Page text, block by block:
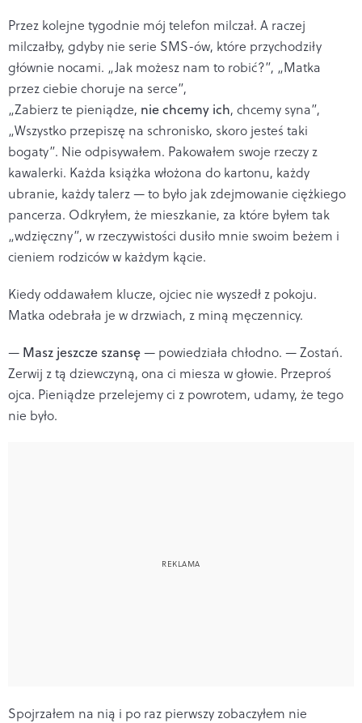
Przez kolejne tygodnie mój telefon milczał. A raczej
milczałby, gdyby nie serie SMS-ów, które przychodziły
głównie nocami. „Jak możesz nam to robić?”, „Matka
przez ciebie choruje na serce”,
„Zabierz te pieniądze, nie chcemy ich, chcemy syna”,
„Wszystko przepiszę na schronisko, skoro jesteś taki
bogaty”. Nie odpisywałem. Pakowałem swoje rzeczy z
kawalerki. Każda książka włożona do kartonu, każdy
ubranie, każdy talerz — to było jak zdejmowanie ciężkiego
pancerza. Odkryłem, że mieszkanie, za które byłem tak
„wdzięczny”, w rzeczywistości dusiło mnie swoim beżem i
cieniem rodziców w każdym kącie.
Kiedy oddawałem klucze, ojciec nie wyszedł z pokoju.
Matka odebrała je w drzwiach, z miną męczennicy.
— Masz jeszcze szansę— powiedziała chłodno. — Zostań.
Zerwij z tą dziewczyną, ona ci miesza w głowie. Przeproś
ojca. Pieniądze przelejemy ci z powrotem, udamy, że tego
nie było.
Spojrzałem na nią i po raz pierwszy zobaczyłem nie